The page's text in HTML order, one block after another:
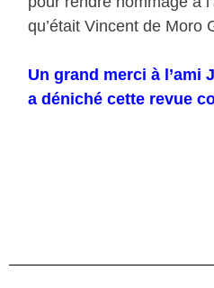
qu’était Vincent de Moro
Un grand merci à l’ami
a déniché cette revue